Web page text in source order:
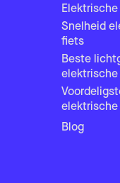
Snelheid
fiets
Beste
elektrische
elektrische
Blog